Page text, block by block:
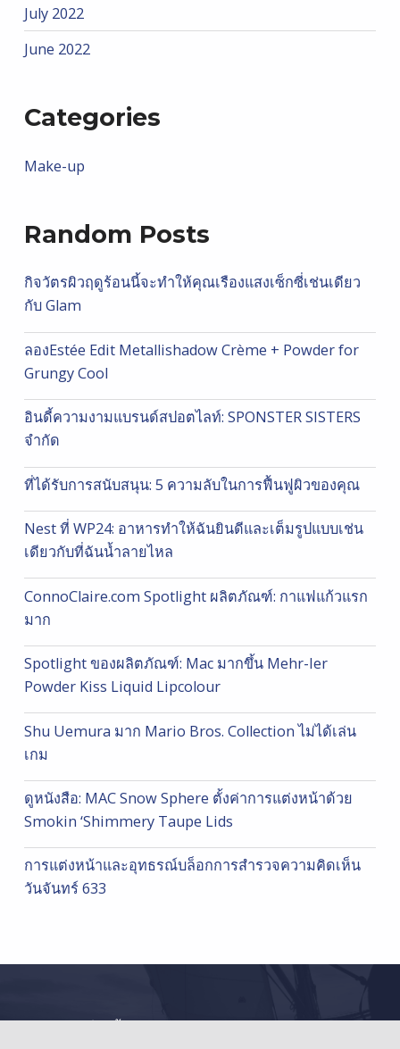
July 2022
June 2022
Categories
Make-up
Random Posts
กิจวัตรผิวฤดูร้อนนี้จะทำให้คุณเรืองแสงเซ็กซี่เช่นเดียว
กับ Glam
ลองEstée Edit Metallishadow Crème + Powder for
Grungy Cool
อินดี้ความงามแบรนด์สปอตไลท์: SPONSTER SISTERS
จำกัด
ที่ได้รับการสนับสนุน: 5 ความลับในการฟื้นฟูผิวของคุณ
Nest ที่ WP24: อาหารทำให้ฉันยินดีและเต็มรูปแบบเช่น
เดียวกับที่ฉันน้ำลายไหล
ConnoClaire.com Spotlight ผลิตภัณฑ์: กาแฟแก้วแรก
มาก
Spotlight ของผลิตภัณฑ์: Mac มากขึ้น Mehr-Ier
Powder Kiss Liquid Lipcolour
Shu Uemura มาก Mario Bros. Collection ไม่ได้เล่น
เกม
ดูหนังสือ: MAC Snow Sphere ตั้งค่าการแต่งหน้าด้วย
Smokin ‘Shimmery Taupe Lids
การแต่งหน้าและอุทธรณ์บล็อกการสำรวจความคิดเห็น
วันจันทร์ 633
© 2026แต่งหน้าและความงาม|Back to top ↑